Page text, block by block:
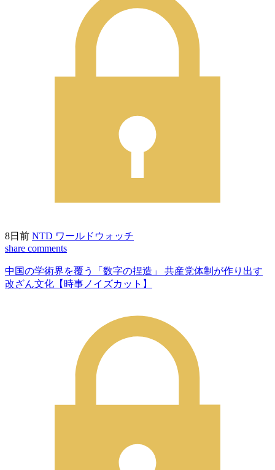
8日前 NTD ワールドウォッチ
share comments
中国の学術界を覆う「数字の捏造」 共産党体制が作り出す
改ざん文化【時事ノイズカット】